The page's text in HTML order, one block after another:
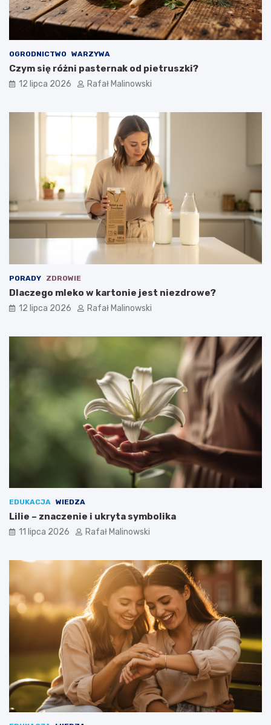
OGRODNICTWO WARZYWA
Czym się różni pasternak od pietruszki?
12 lipca 2026 Rafał Malinowski
PORADY ZDROWIE
Dlaczego mleko w kartonie jest niezdrowe?
12 lipca 2026 Rafał Malinowski
EDUKACJA WIEDZA
Lilie – znaczenie i ukryta symbolika
11 lipca 2026 Rafał Malinowski